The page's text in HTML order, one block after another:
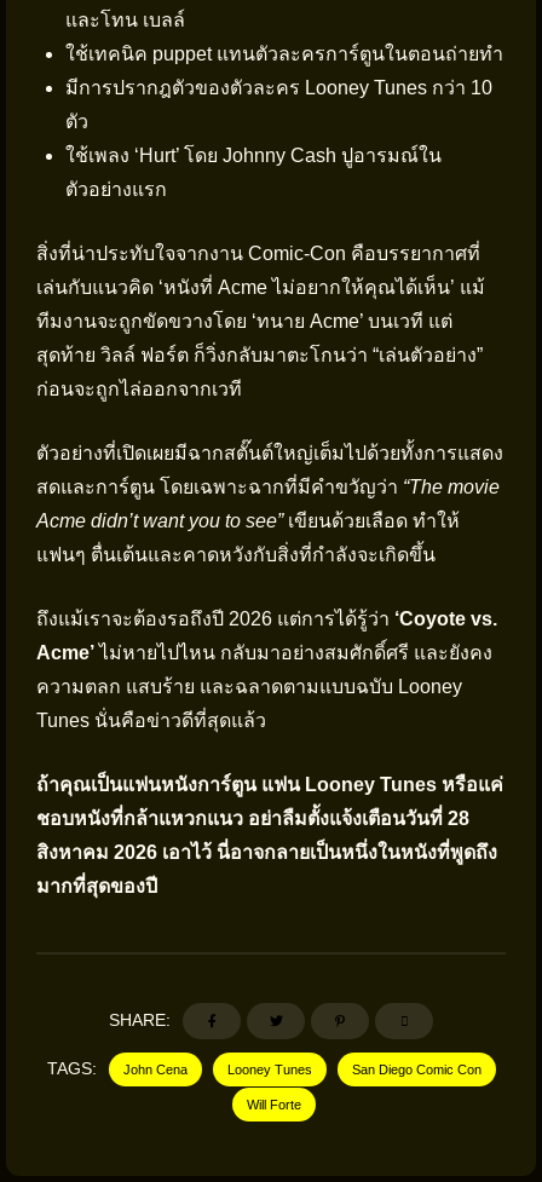
และโทน เบลล์
ใช้เทคนิค puppet แทนตัวละครการ์ตูนในตอนถ่ายทำ
มีการปรากฎตัวของตัวละคร Looney Tunes กว่า 10
ตัว
ใช้เพลง ‘Hurt’ โดย Johnny Cash ปูอารมณ์ใน
ตัวอย่างแรก
สิ่งที่น่าประทับใจจากงาน Comic-Con คือบรรยากาศที่
เล่นกับแนวคิด ‘หนังที่ Acme ไม่อยากให้คุณได้เห็น’ แม้
ทีมงานจะถูกขัดขวางโดย ‘ทนาย Acme’ บนเวที แต่
สุดท้าย วิลล์ ฟอร์ต ก็วิ่งกลับมาตะโกนว่า “เล่นตัวอย่าง”
ก่อนจะถูกไล่ออกจากเวที
ตัวอย่างที่เปิดเผยมีฉากสตั๊นต์ใหญ่เต็มไปด้วยทั้งการแสดง
สดและการ์ตูน โดยเฉพาะฉากที่มีคำขวัญว่า “The movie
Acme didn’t want you to see”เขียนด้วยเลือด ทำให้
แฟนๆ ตื่นเต้นและคาดหวังกับสิ่งที่กำลังจะเกิดขึ้น
ถึงแม้เราจะต้องรอถึงปี 2026 แต่การได้รู้ว่า ‘Coyote vs.
Acme’ไม่หายไปไหน กลับมาอย่างสมศักดิ์ศรี และยังคง
ความตลก แสบร้าย และฉลาดตามแบบฉบับ Looney
Tunes นั่นคือข่าวดีที่สุดแล้ว
ถ้าคุณเป็นแฟนหนังการ์ตูน แฟน Looney Tunes หรือแค่
ชอบหนังที่กล้าแหวกแนว อย่าลืมตั้งแจ้งเตือนวันที่ 28
สิงหาคม 2026 เอาไว้ นี่อาจกลายเป็นหนึ่งในหนังที่พูดถึง
มากที่สุดของปี
SHARE:
TAGS: John Cena Looney Tunes San Diego Comic Con
Will Forte